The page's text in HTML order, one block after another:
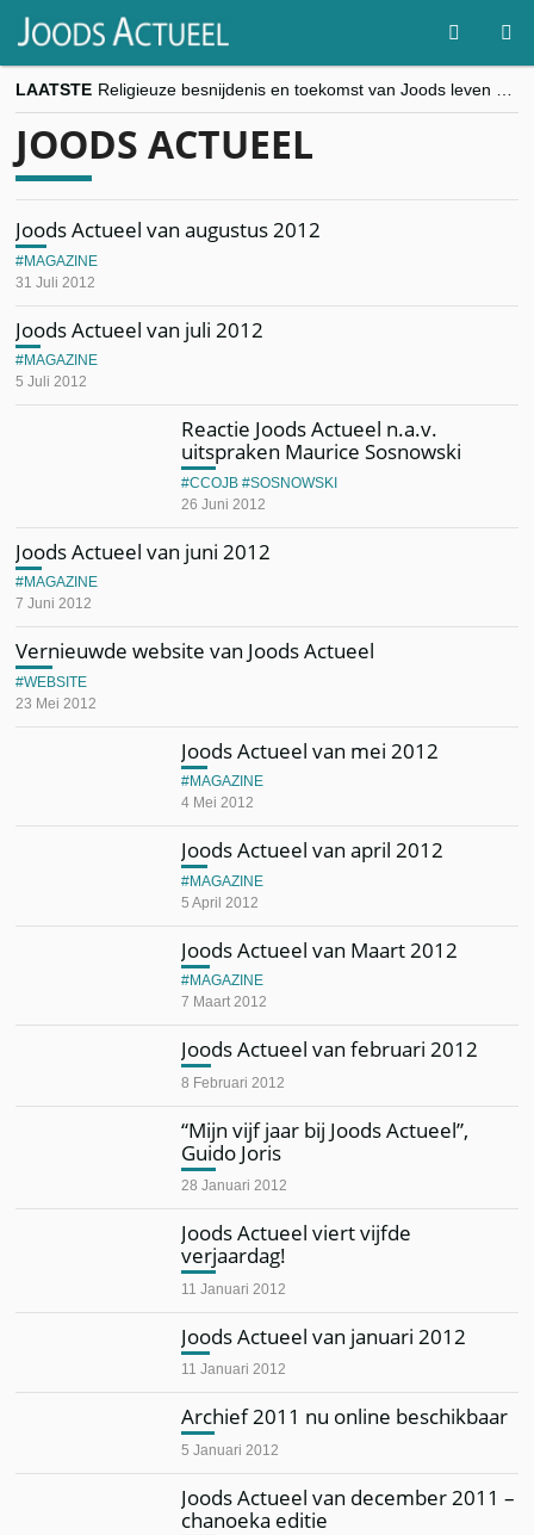
LAATSTE
“Besnijdenisdebat toont hoe moeilijk seculiere Westen minderheden begrijpt”, Jinnih Beels (Vooruit)
JOODS ACTUEEL
Joods Actueel van augustus 2012
31 Juli 2012
MAGAZINE
Joods Actueel van juli 2012
5 Juli 2012
MAGAZINE
Reactie Joods Actueel n.a.v.
uitspraken Maurice Sosnowski
26 Juni 2012
CCOJB SOSNOWSKI
Joods Actueel van juni 2012
7 Juni 2012
MAGAZINE
Vernieuwde website van Joods Actueel
23 Mei 2012
WEBSITE
Joods Actueel van mei 2012
4 Mei 2012
MAGAZINE
Joods Actueel van april 2012
5 April 2012
MAGAZINE
Joods Actueel van Maart 2012
7 Maart 2012
MAGAZINE
Joods Actueel van februari 2012
8 Februari 2012
“Mijn vijf jaar bij Joods Actueel”,
Guido Joris
28 Januari 2012
Joods Actueel viert vijfde
verjaardag!
11 Januari 2012
Joods Actueel van januari 2012
11 Januari 2012
Archief 2011 nu online beschikbaar
5 Januari 2012
Joods Actueel van december 2011 –
chanoeka editie